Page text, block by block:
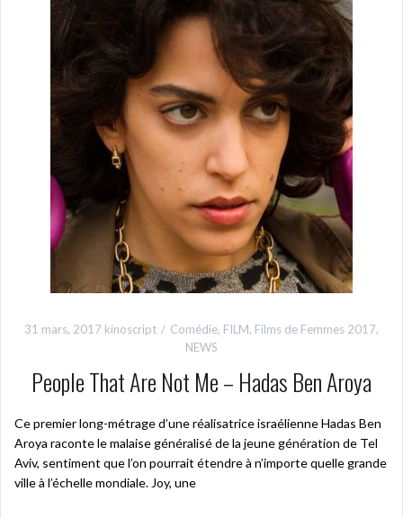
31 mars, 2017 kinoscript Comédie, FILM, Films de Femmes 2017,
NEWS
People That Are Not Me – Hadas Ben Aroya
Ce premier long-métrage d’une réalisatrice israélienne Hadas Ben
Aroya raconte le malaise généralisé de la jeune génération de Tel
Aviv, sentiment que l’on pourrait étendre à n’importe quelle grande
ville à l’échelle mondiale. Joy, une